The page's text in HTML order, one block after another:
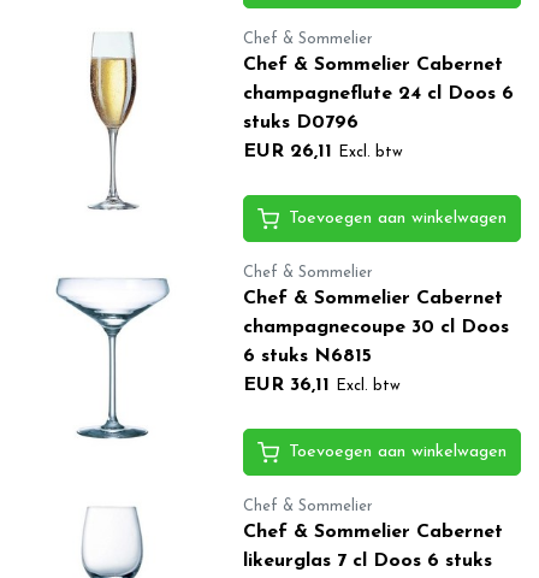
Chef & Sommelier
Chef & Sommelier Cabernet
champagneflute 24 cl Doos 6
stuks D0796
EUR 26,11
Excl. btw
Toevoegen aan winkelwagen
Chef & Sommelier
Chef & Sommelier Cabernet
champagnecoupe 30 cl Doos
6 stuks N6815
EUR 36,11
Excl. btw
Toevoegen aan winkelwagen
Chef & Sommelier
Chef & Sommelier Cabernet
likeurglas 7 cl Doos 6 stuks